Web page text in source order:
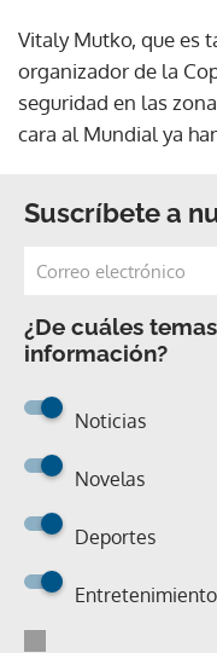
Vitaly Mutko, que es
organizador de la
seguridad en las
cara al Mundial ya
Suscríbete a
¿De cuáles
información?
Noticias
Novelas
Deportes
Entretenimiento